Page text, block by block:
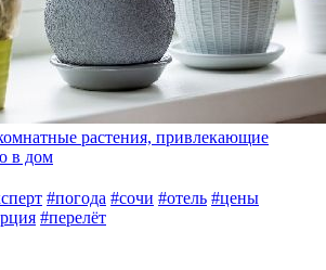
растения, привлекающие
в дом
#погода #сочи #отель #цены
#перелёт